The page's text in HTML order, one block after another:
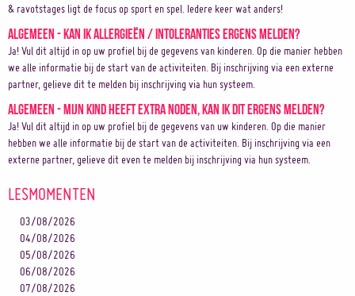
& ravotstages ligt de focus op sport en spel. Iedere keer wat anders!
Algemeen - Kan ik allergieën / intoleranties ergens melden?
Ja! Vul dit altijd in op uw profiel bij de gegevens van kinderen. Op die manier hebben
we alle informatie bij de start van de activiteiten. Bij inschrijving via een externe
partner, gelieve dit te melden bij inschrijving via hun systeem.
Algemeen - Mijn kind heeft extra noden, kan ik dit ergens melden?
Ja! Vul dit altijd in op uw profiel bij de gegevens van uw kinderen. Op die manier
hebben we alle informatie bij de start van de activiteiten. Bij inschrijving via een
externe partner, gelieve dit even te melden bij inschrijving via hun systeem.
LESMOMENTEN
03/08/2026
04/08/2026
05/08/2026
06/08/2026
07/08/2026